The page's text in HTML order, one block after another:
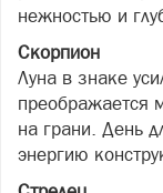
нежностью и
Скорпион
Луна в знаке
преображается
на грани. День
энергию